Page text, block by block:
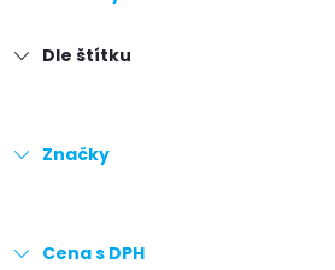
Dle štítku
Značky
Cena s DPH